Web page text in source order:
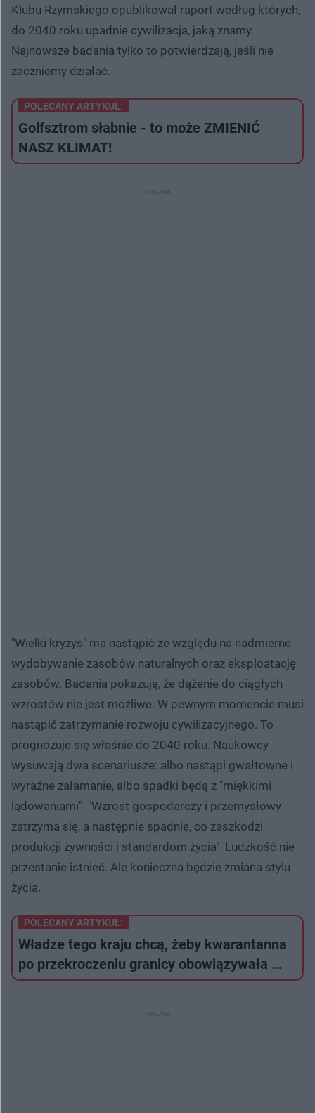
Klubu Rzymskiego opublikował raport według których,
do 2040 roku upadnie cywilizacja, jaką znamy.
Najnowsze badania tylko to potwierdzają, jeśli nie
zaczniemy działać.
POLECANY ARTYKUŁ:
Golfsztrom słabnie - to może ZMIENIĆ
NASZ KLIMAT!
"Wielki kryzys" ma nastąpić ze względu na nadmierne
wydobywanie zasobów naturalnych oraz eksploatację
zasobów. Badania pokazują, że dążenie do ciągłych
wzrostów nie jest możliwe. W pewnym momencie musi
nastąpić zatrzymanie rozwoju cywilizacyjnego. To
prognozuje się właśnie do 2040 roku. Naukowcy
wysuwają dwa scenariusze: albo nastąpi gwałtowne i
wyraźne załamanie, albo spadki będą z "miękkimi
lądowaniami". "Wzrost gospodarczy i przemysłowy
zatrzyma się, a następnie spadnie, co zaszkodzi
produkcji żywności i standardom życia". Ludzkość nie
przestanie istnieć. Ale konieczna będzie zmiana stylu
życia.
POLECANY ARTYKUŁ:
Władze tego kraju chcą, żeby kwarantanna
po przekroczeniu granicy obowiązywała …